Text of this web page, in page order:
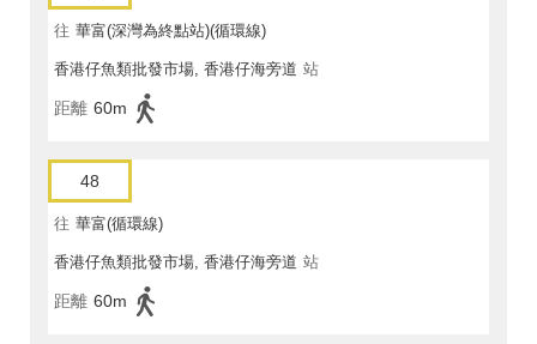
往 華富(深灣為終點站)(循環線)
香港仔魚類批發市場, 香港仔海旁道 站
距離 60m
48
往 華富(循環線)
香港仔魚類批發市場, 香港仔海旁道 站
距離 60m